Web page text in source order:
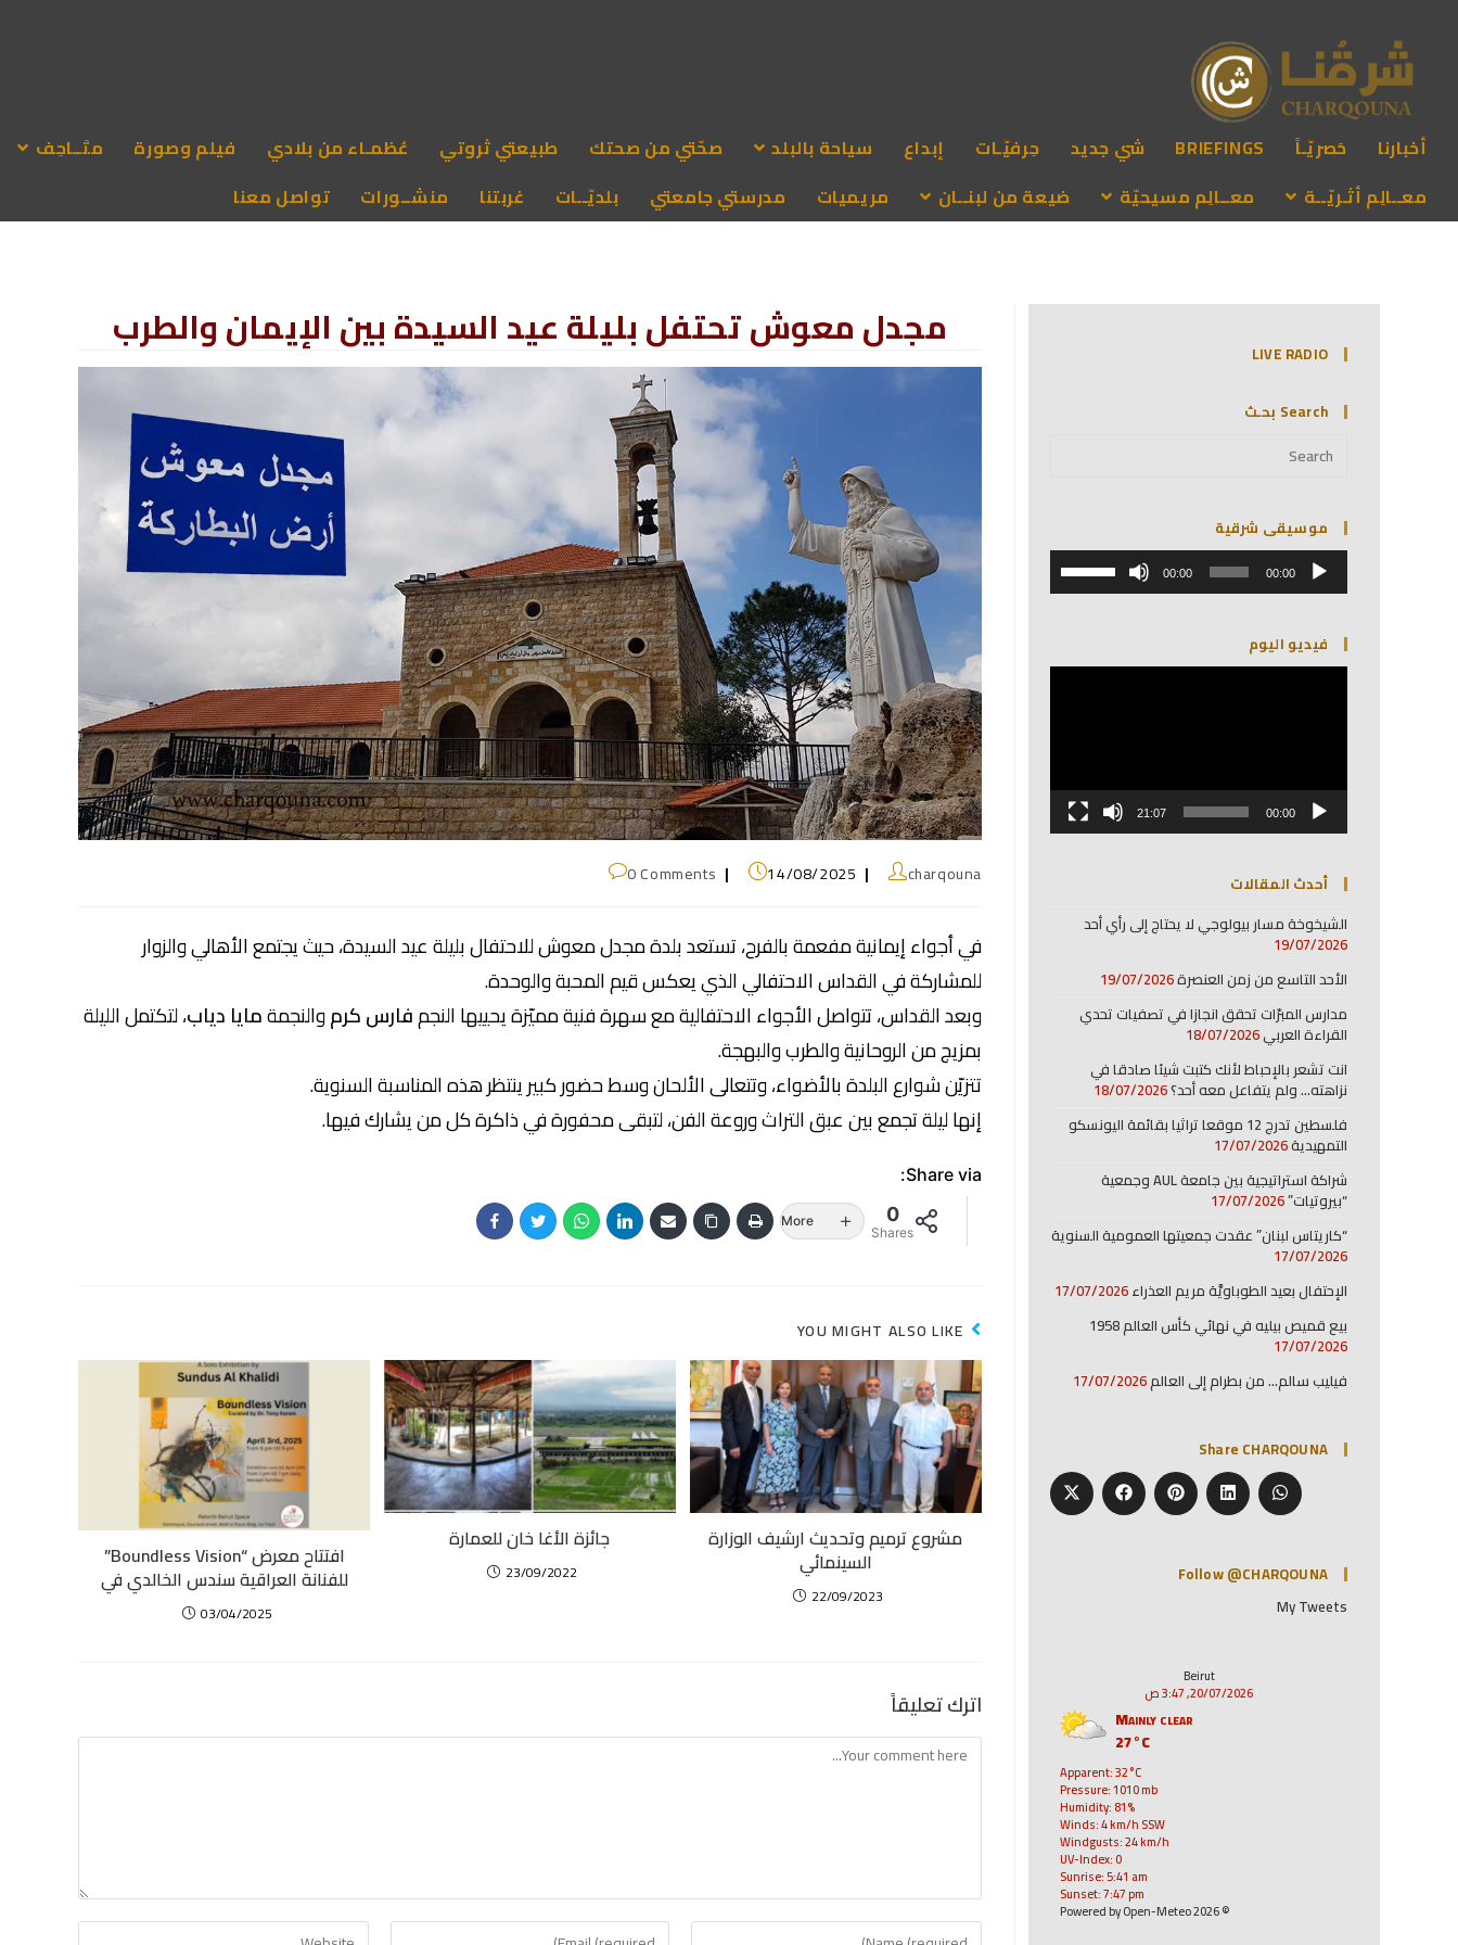
أخبارنا حَصريّـاً BRIEFINGS شي جديد حِرفيّـات إبداع سياحة بالبلد صحّتي من صحتك طبيعتي ثروتي عُظمـاء من بلادي فيلم وصورة
متَــاحِف
معــالِم أثـريّــة
معــالِم مسيحيّة ضيعة من لبنــان مريميات مدرستي جامعتي بلديّــات غربتنا منشــورات تواصل معنا
مجدل معوش تحتفل بليلة عيد السيدة بين الإيمان والطرب
charqouna
14/08/2025
0 Comments
في أجواء إيمانية مفعمة بالفرح، تستعد بلدة مجدل معوش للاحتفال بليلة عيد السيدة، حيث يجتمع الأهالي والزوار
للمشاركة في القداس الاحتفالي الذي يعكس قيم المحبة والوحدة.
وبعد القداس، تتواصل الأجواء الاحتفالية مع سهرة فنية مميّزة يحييها النجمفارس كرموالنجمةمايا دياب، لتكتمل الليلة
بمزيج من الروحانية والطرب والبهجة.
تتزيّن شوارع البلدة بالأضواء، وتتعالى الألحان وسط حضور كبير ينتظر هذه المناسبة السنوية.
إنها ليلة تجمع بين عبق التراث وروعة الفن، لتبقى محفورة في ذاكرة كل من يشارك فيها.
Share via:
0
Shares
More
YOU MIGHT ALSO LIKE
افتتاح معرض “Boundless Vision”
للفنانة العراقية سندس الخالدي في
03/04/2025
جائزة الأغا خان للعمارة
23/09/2022
مشروع ترميم وتحديث ارشيف الوزارة
السينمائي
22/09/2023
اترك تعليقاً
LIVE RADIO
Search بحـث
موسيقى شرقية
مشغل
الصوت 00:00
00:00
مفاتيح
لزيادة
فيديو اليوم
مشغل
00:00
21:07
أحدث المقالات
الشيخوخة مسار بيولوجي لا يحتاج إلى رأي أحد
19/07/2026
الأحد التاسع من زمن العنصرة19/07/2026
مدارس المبرّات تحقق انجازا في تصفيات تحدي
القراءة العربي18/07/2026
انت تشعر بالإحباط لأنك كتبت شيئا صادقا في
نزاهته… ولم يتفاعل معه أحد؟18/07/2026
فلسطين تدرج 12 موقعا تراثيا بقائمة اليونسكو
التمهيدية17/07/2026
شراكة استراتيجية بين جامعة AUL وجمعية
“بيروتيات”17/07/2026
“كاريتاس لبنان” عقدت جمعيتها العمومية السنوية
17/07/2026
الإحتفال بعيد الطوباويَّة مريم العذراء17/07/2026
بيع قميص بيليه في نهائي كأس العالم 1958
17/07/2026
فيليب سالم… من بطرام إلى العالم17/07/2026
Share CHARQOUNA
Follow @CHARQOUNA
My Tweets
Beirut
20/07/2026, 3:47 ص
Mainly clear
27°C
Apparent: 32°C
Pressure: 1010 mb
Humidity: 81%
Winds: 4 km/h SSW
Windgusts: 24 km/h
UV-Index: 0
Sunrise: 5:41 am
Sunset: 7:47 pm
© 2026 Powered by Open-Meteo